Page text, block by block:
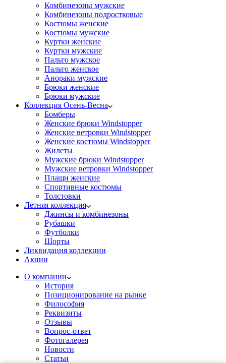
Комбинезоны мужские
Комбинезоны подростковые
Костюмы женские
Костюмы мужские
Куртки женские
Куртки мужские
Пальто мужское
Пальто женское
Анораки мужские
Брюки женские
Брюки мужские
Коллекция Осень-Весна
Бомберы
Женские брюки Windstopper
Женские ветровки Windstopper
Женские костюмы Windstopper
Жилеты
Мужские брюки Windstopper
Мужские ветровки Windstopper
Плащи женские
Спортивные костюмы
Толстовки
Летняя коллекция
Джинсы и комбинезоны
Рубашки
Футболки
Шорты
Ликвидация коллекции
Акции
О компании
История
Позиционирование на рынке
Философия
Реквизиты
Отзывы
Вопрос-ответ
Фотогалерея
Новости
Статьи